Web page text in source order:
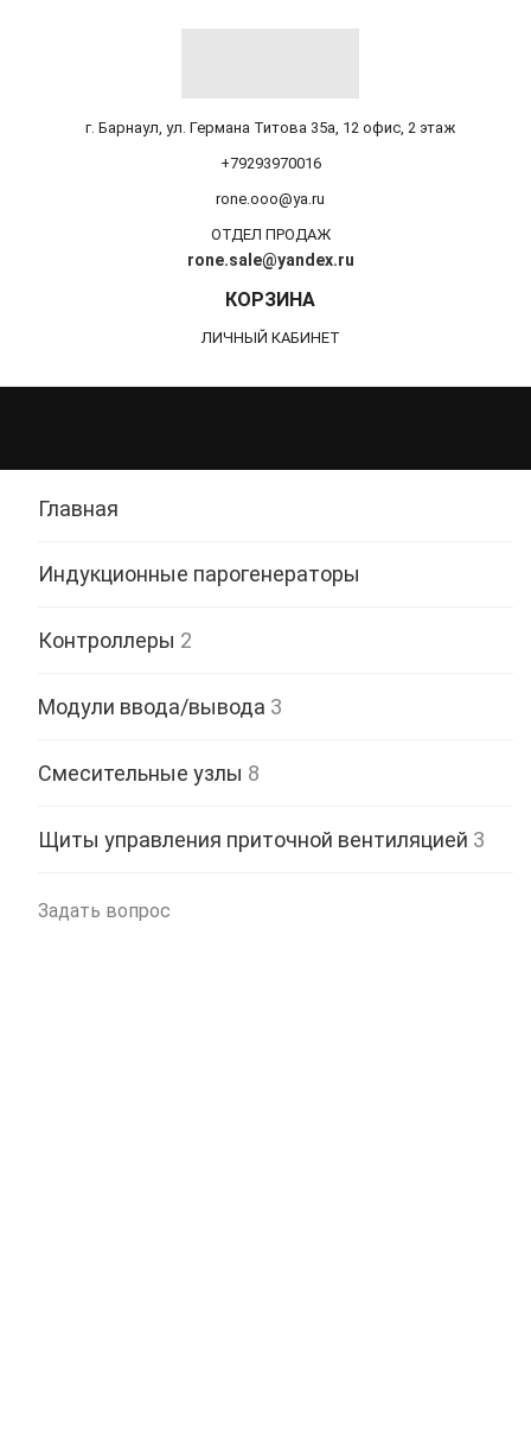
г. Барнаул, ул. Германа Титова 35а, 12 офис, 2 этаж
+79293970016
rone.ooo@ya.ru
ОТДЕЛ ПРОДАЖ
rone.sale@yandex.ru
КОРЗИНА
ЛИЧНЫЙ КАБИНЕТ
Главная
Индукционные парогенераторы
Контроллеры 2
Модули ввода/вывода 3
Смесительные узлы 8
Щиты управления приточной вентиляцией 3
Задать вопрос